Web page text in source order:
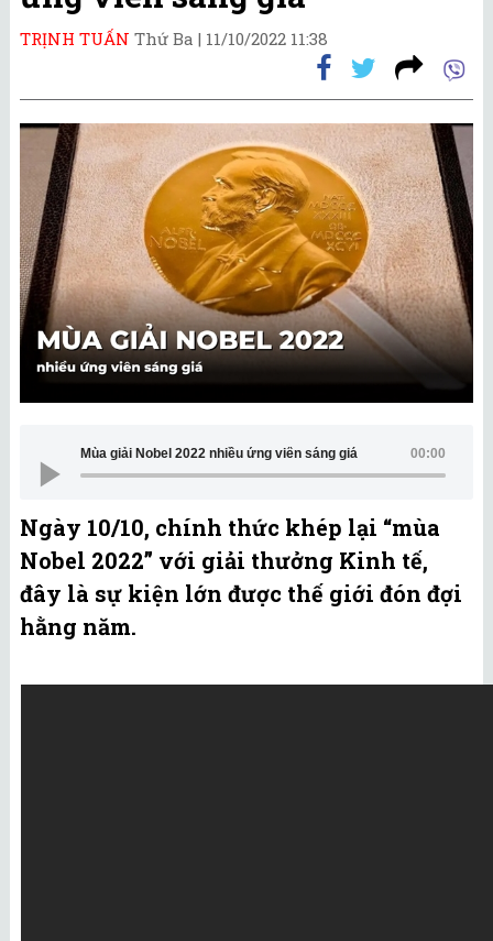
TRỊNH TUẤN Thứ Ba | 11/10/2022 11:38
00:00
Mùa giải Nobel 2022 nhiều ứng viên sáng giá
Ngày 10/10, chính thức khép lại “mùa
Nobel 2022” với giải thưởng Kinh tế,
đây là sự kiện lớn được thế giới đón đợi
hằng năm.